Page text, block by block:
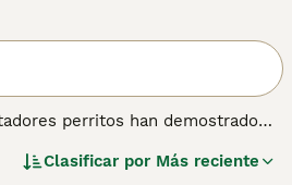
perritos han demostrado
que estos encantadores
Clasificar por Más reciente